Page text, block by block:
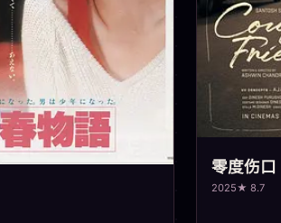
零度伤口
2025★ 8.7